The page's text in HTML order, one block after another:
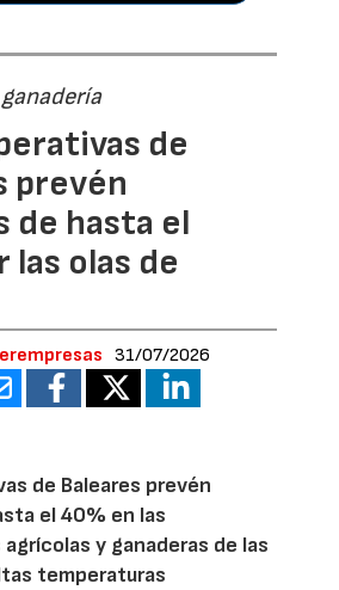
de
prevén
de hasta el
las olas de
31/07/2026
de Baleares prevén
el 40% en las
y ganaderas de las
temperaturas